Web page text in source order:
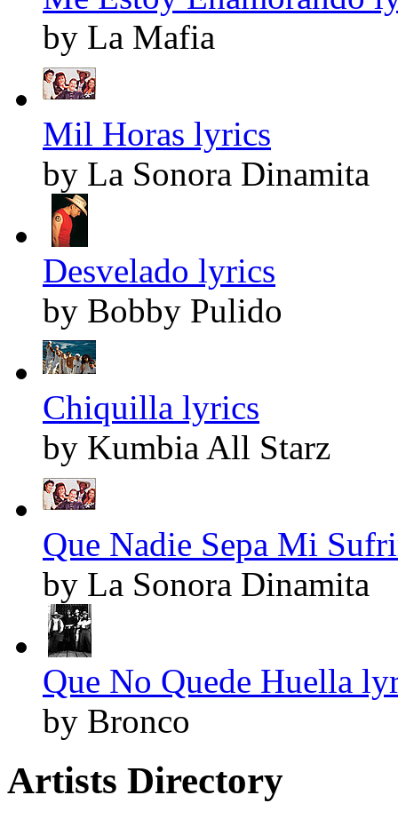
by La Mafia
Mil Horas lyrics
by La Sonora Dinamita
Desvelado lyrics
by Bobby Pulido
Chiquilla lyrics
by Kumbia All Starz
Que Nadie Sepa Mi
by La Sonora Dinamita
Que No Quede Huella
by Bronco
Artists Directory